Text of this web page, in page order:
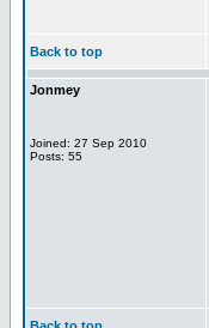
Back to top
Jonmey
Joined: 27 Sep 2010
Posts: 55